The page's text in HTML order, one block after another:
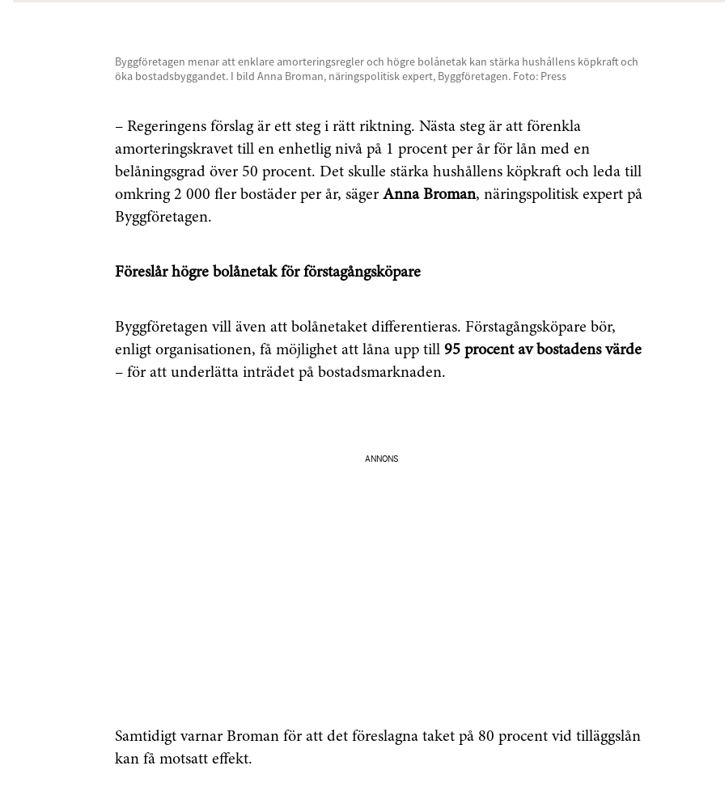
Byggföretagen menar att enklare amorteringsregler och högre bolånetak kan stärka hushållens köpkraft och
öka bostadsbyggandet. I bild Anna Broman, näringspolitisk expert, Byggföretagen. Foto: Press
– Regeringens förslag är ett steg i rätt riktning. Nästa steg är att förenkla
amorteringskravet till en enhetlig nivå på 1 procent per år för lån med en
belåningsgrad över 50 procent. Det skulle stärka hushållens köpkraft och leda till
omkring 2 000 fler bostäder per år, säger Anna Broman, näringspolitisk expert på
Byggföretagen.
Föreslår högre bolånetak för förstagångsköpare
Byggföretagen vill även att bolånetaket differentieras. Förstagångsköpare bör,
enligt organisationen, få möjlighet att låna upp till 95 procent av bostadens värde
– för att underlätta inträdet på bostadsmarknaden.
ANNONS
Samtidigt varnar Broman för att det föreslagna taket på 80 procent vid tilläggslån
kan få motsatt effekt.